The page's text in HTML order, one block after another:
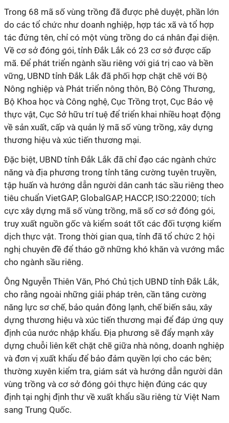
Trong 68 mã số vùng trồng đã được phê duyệt, phần lớn
do các tổ chức như doanh nghiệp, hợp tác xã và tổ hợp
tác đứng tên, chỉ có một vùng trồng do cá nhân đại diện.
Về cơ sở đóng gói, tỉnh Đắk Lắk có 23 cơ sở được cấp
mã. Để phát triển ngành sầu riêng với giá trị cao và bền
vững, UBND tỉnh Đắk Lắk đã phối hợp chặt chẽ với Bộ
Nông nghiệp và Phát triển nông thôn, Bộ Công Thương,
Bộ Khoa học và Công nghệ, Cục Trồng trọt, Cục Bảo vệ
thực vật, Cục Sở hữu trí tuệ để triển khai nhiều hoạt động
về sản xuất, cấp và quản lý mã số vùng trồng, xây dựng
thương hiệu và xúc tiến thương mại.
Đặc biệt, UBND tỉnh Đắk Lắk đã chỉ đạo các ngành chức
năng và địa phương trong tỉnh tăng cường tuyên truyền,
tập huấn và hướng dẫn người dân canh tác sầu riêng theo
tiêu chuẩn VietGAP, GlobalGAP, HACCP, ISO:22000; tích
cực xây dựng mã số vùng trồng, mã số cơ sở đóng gói,
truy xuất nguồn gốc và kiểm soát tốt các đối tượng kiểm
dịch thực vật. Trong thời gian qua, tỉnh đã tổ chức 2 hội
nghị chuyên đề để tháo gỡ những khó khăn và vướng mắc
cho ngành sầu riêng.
Ông Nguyễn Thiên Văn, Phó Chủ tịch UBND tỉnh Đắk Lắk,
cho rằng ngoài những giải pháp trên, cần tăng cường
năng lực sơ chế, bảo quản đông lạnh, chế biến sâu, xây
dựng thương hiệu và xúc tiến thương mại để đáp ứng quy
định của nước nhập khẩu. Địa phương sẽ đẩy mạnh xây
dựng chuỗi liên kết chặt chẽ giữa nhà nông, doanh nghiệp
và đơn vị xuất khẩu để bảo đảm quyền lợi cho các bên;
thường xuyên kiểm tra, giám sát và hướng dẫn người dân
vùng trồng và cơ sở đóng gói thực hiện đúng các quy
định tại nghị định thư về xuất khẩu sầu riêng từ Việt Nam
sang Trung Quốc.